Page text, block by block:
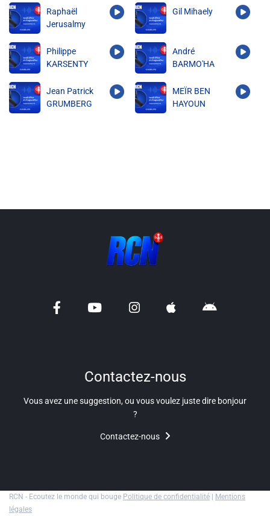
Shabbat Project
Métropole Nice Côte d'Azur
Ville de Nice
Nice 24
CCAS NICE
Raphaël
Jerusalmy
Gil Mihaely
Philippe
KARSENTY
André
BARMO'HA
Jean Patrick
GRUMBERG
MEÏR BEN
HAYOUN
Contactez-nous
Vous avez une suggestion, ou vous voulez juste dire bonjour
?
Contactez-nous
RCN - Ecoutez le monde qui bouge Politique de confidentialité | Mentions
légales